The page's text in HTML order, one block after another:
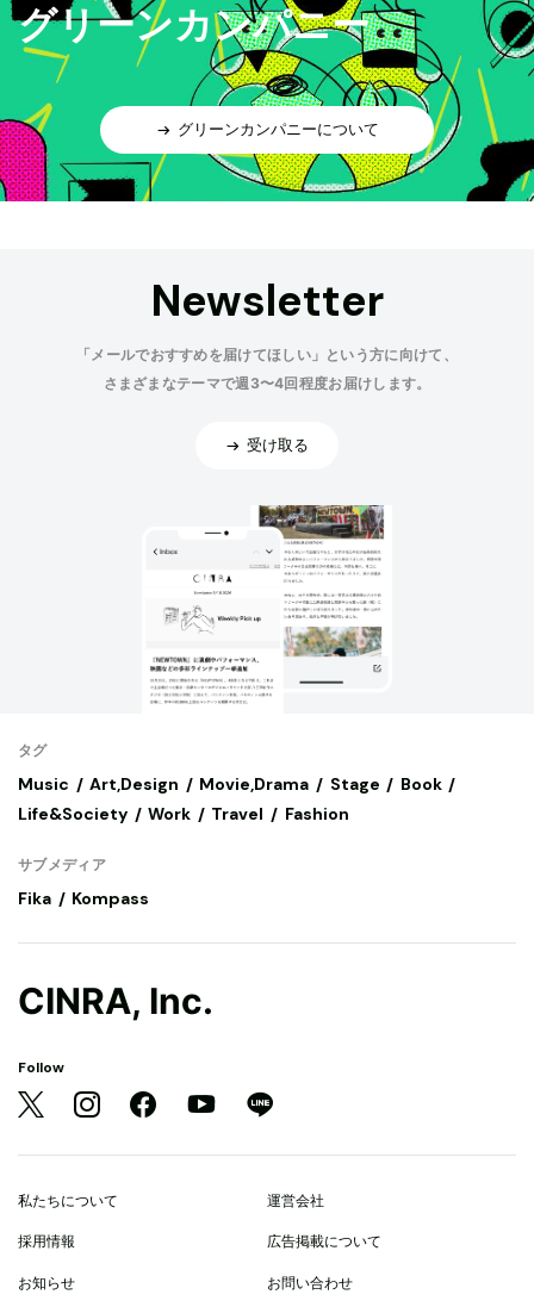
グリーンカンパニー
グリーンカンパニーについて
Newsletter
「メールでおすすめを届けてほしい」という方に向けて、
さまざまなテーマで週3〜4回程度お届けします。
受け取る
タグ
Music Art,Design Movie,Drama Stage
Book
Life&Society
Work Travel Fashion
サブメディア
Fika Kompass
CINRA, Inc.
Follow
私たちについて 運営会社
採用情報 広告掲載について
お知らせ お問い合わせ